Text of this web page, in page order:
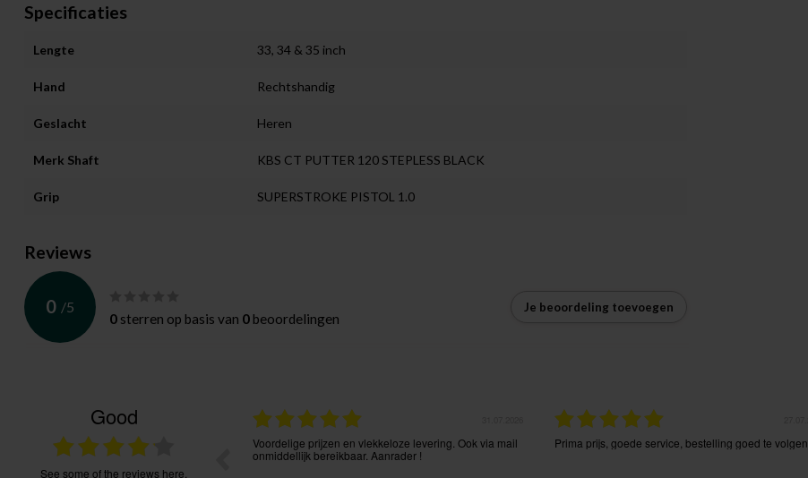
Specificaties
Lengte 33, 34 & 35 inch
Hand Rechtshandig
Geslacht Heren
Merk Shaft KBS CT PUTTER 120 STEPLESS BLACK
Grip SUPERSTROKE PISTOL 1.0
Reviews
0 /5
0 sterren op basis van 0 beoordelingen
Je beoordeling toevoegen
Good
see some of the reviews here.
duurde ook door Post.nl langer dan
blij met de spullen. Ontvangen wat ik
Kwaliteit prima in orde.
Voordelige prijzen en vlekkeloze levering. Ook via mail
onmiddellijk bereikbaar. Aanrader !
Prima prijs, goede service, bestelling goed te volgen.